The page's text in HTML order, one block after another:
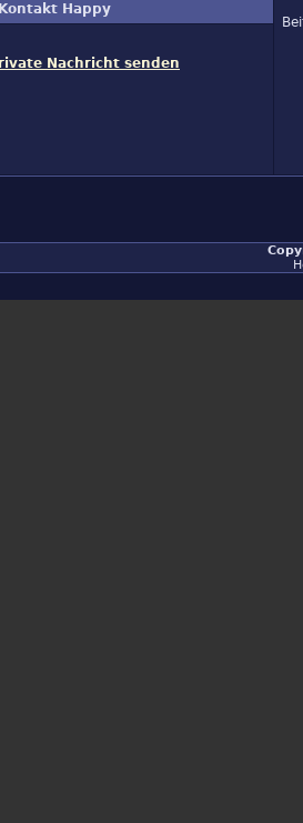
Kontakt Happy